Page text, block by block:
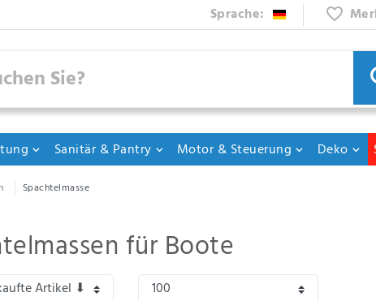
Sprache:
Sanitär & Pantry Motor & Steuerung Deko
Spachtelmasse
für Boote